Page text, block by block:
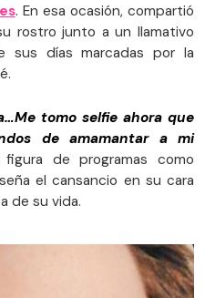
. En esa ocasión, compartió
rostro junto a un llamativo
sus días marcadas por la
tomo selfie ahora que
de amamantar a mi
de programas como
el cansancio en su cara
de su vida.